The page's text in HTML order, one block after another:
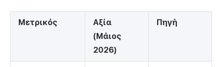
Μετρικός
Αξία
(Μάιος
2026)
Πηγή